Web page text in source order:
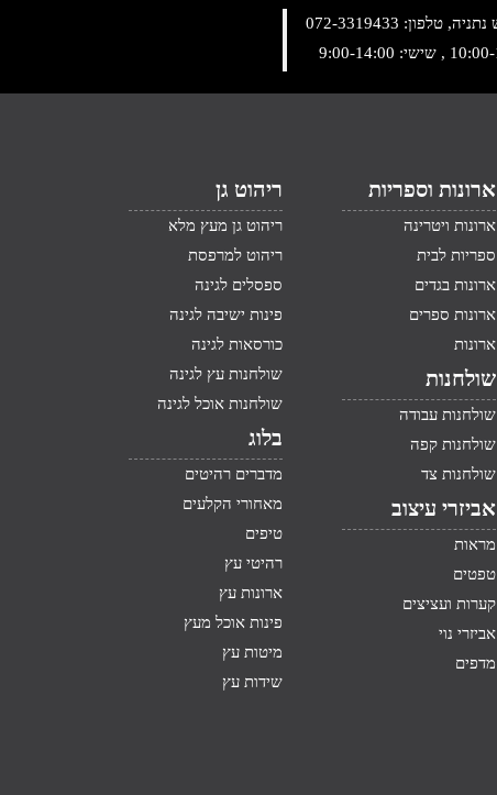
072-3319433
ארונות וספריות
ארונות ויטרינה
ספריות לבית
ארונות בגדים
ארונות ספרים
ארונות
שולחנות
שולחנות עבודה
שולחנות קפה
שולחנות צד
אביזרי עיצוב
מראות
טפטים
קערות ועציצים
אביזרי נוי
מדפים
ריהוט גן
ריהוט גן מעץ מלא
ריהוט למרפסת
ספסלים לגינה
פינות ישיבה לגינה
כורסאות לגינה
שולחנות עץ לגינה
שולחנות אוכל לגינה
בלוג
מדברים רהיטים
מאחורי הקלעים
טיפים
רהיטי עץ
ארונות עץ
פינות אוכל מעץ
מיטות עץ
שידות עץ